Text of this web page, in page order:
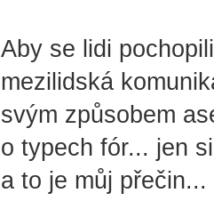
Aby se lidi
mezilidská
svým způsobem
o typech fór... jen
a to je můj přečin...